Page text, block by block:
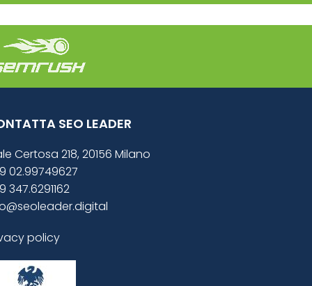
SEO LEADER
Certosa 218, 20156 Milano
02.99749627
347.6291162
policy